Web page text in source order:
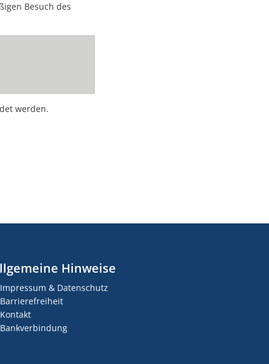
Besuch des
werden.
Hinweise
Impressum & Datenschutz
Barrierefreiheit
Kontakt
Bankverbindung